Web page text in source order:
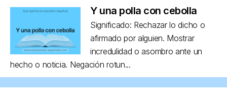
Y una polla con cebolla
Significado: Rechazar lo dicho o
afirmado por alguien. Mostrar
incredulidad o asombro ante un
hecho o noticia. Negación rotun...